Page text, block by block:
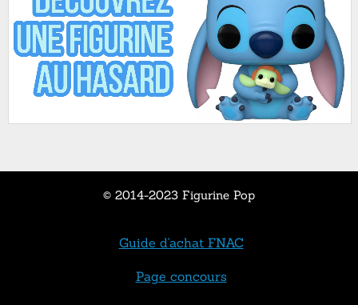
© 2014-2023 Figurine Pop
Guide d'achat FNAC
Page concours